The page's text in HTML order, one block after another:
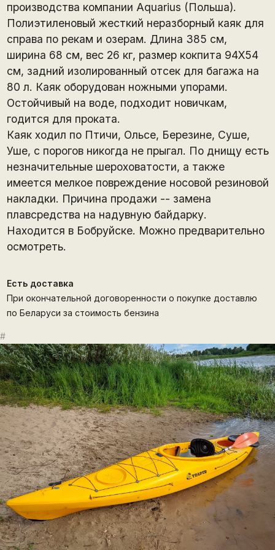
производства компании Aquarius (Польша).
Полиэтиленовый жесткий неразборный каяк для
справа по рекам и озерам. Длина 385 см,
ширина 68 см, вес 26 кг, размер кокпита 94Х54
см, задний изолированный отсек для багажа на
80 л. Каяк оборудован ножными упорами.
Остойчивый на воде, подходит новичкам,
годится для проката.
Каяк ходил по Птичи, Ольсе, Березине, Суше,
Уше, с порогов никогда не прыгал. По днищу есть
незначительные шероховатости, а также
имеется мелкое повреждение носовой резиновой
накладки. Причина продажи -- замена
плавсредства на надувную байдарку.
Находится в Бобруйске. Можно предварительно
осмотреть.
Есть доставка
При окончательной договоренности о покупке доставлю
по Беларуси за стоимость бензина
#